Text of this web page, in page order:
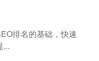
排名的基础，快速
...